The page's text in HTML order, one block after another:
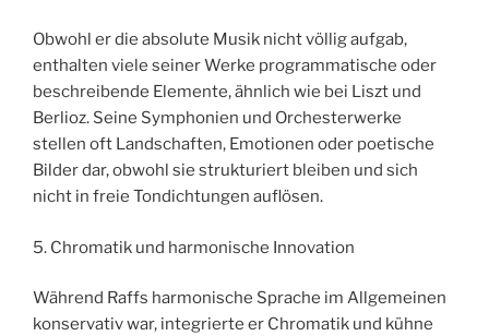
Obwohl er die absolute Musik nicht völlig aufgab,
enthalten viele seiner Werke programmatische oder
beschreibende Elemente, ähnlich wie bei Liszt und
Berlioz. Seine Symphonien und Orchesterwerke
stellen oft Landschaften, Emotionen oder poetische
Bilder dar, obwohl sie strukturiert bleiben und sich
nicht in freie Tondichtungen auflösen.
5. Chromatik und harmonische Innovation
Während Raffs harmonische Sprache im Allgemeinen
konservativ war, integrierte er Chromatik und kühne